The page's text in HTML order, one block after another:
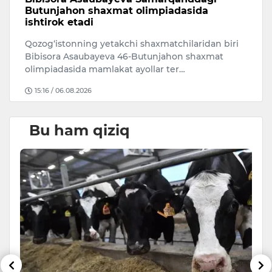
Butunjahon shaxmat olimpiadasida
ishtirok etadi
Qozog‘istonning yetakchi shaxmatchilaridan biri
Bibisora Asaubayeva 46-Butunjahon shaxmat
olimpiadasida mamlakat ayollar ter…
15:16 / 06.08.2026
Bu ham qiziq